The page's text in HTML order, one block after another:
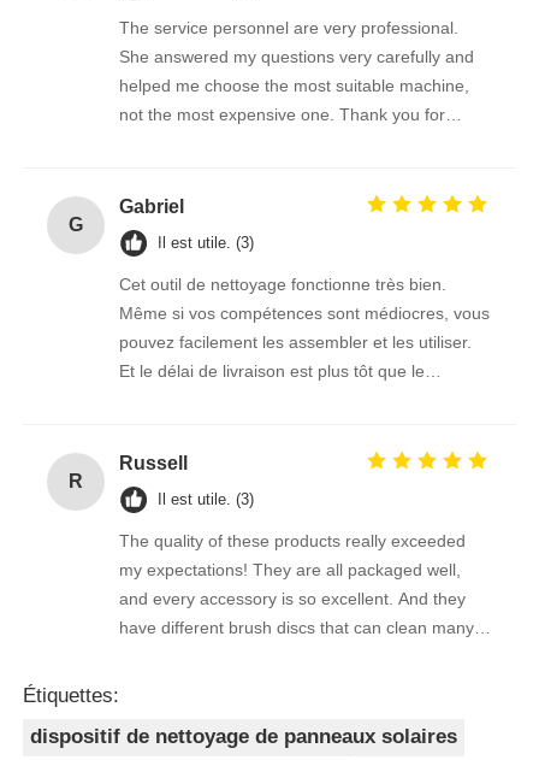
The service personnel are very professional.
She answered my questions very carefully and
helped me choose the most suitable machine,
not the most expensive one. Thank you for
G
Gabriel
Il est utile. (3)
Cet outil de nettoyage fonctionne très bien.
Même si vos compétences sont médiocres, vous
pouvez facilement les assembler et les utiliser.
Et le délai de livraison est plus tôt que le
R
Russell
Il est utile. (3)
The quality of these products really exceeded
my expectations! They are all packaged well,
and every accessory is so excellent. And they
have different brush discs that can clean many
Étiquettes:
dispositif de nettoyage de panneaux solaires